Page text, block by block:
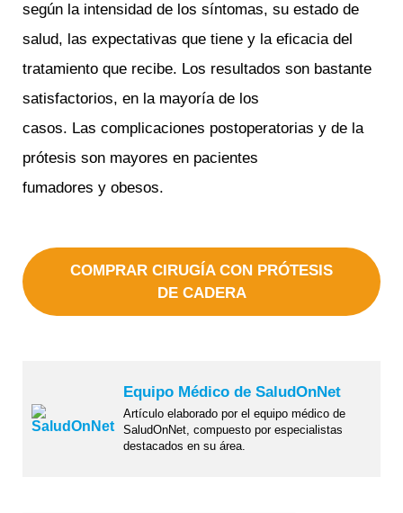
según la intensidad de los síntomas, su estado de
salud, las expectativas que tiene y la eficacia del
tratamiento que recibe. Los resultados son bastante
satisfactorios, en la mayoría de los
casos. Las complicaciones postoperatorias y de la
prótesis son mayores en pacientes
fumadores y obesos.
COMPRAR CIRUGÍA CON PRÓTESIS
DE CADERA
Equipo Médico de SaludOnNet
Artículo elaborado por el equipo médico de
SaludOnNet, compuesto por especialistas
destacados en su área.